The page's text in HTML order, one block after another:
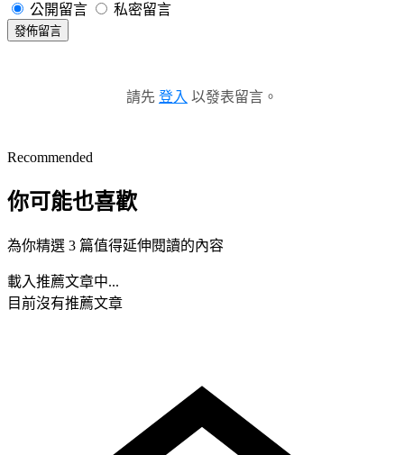
公開留言 私密留言
發佈留言
請先 登入 以發表留言。
Recommended
你可能也喜歡
為你精選 3 篇值得延伸閱讀的內容
載入推薦文章中...
目前沒有推薦文章